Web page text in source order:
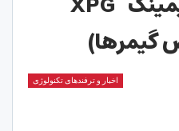
اخبار و ترفندهای تکنولوژی